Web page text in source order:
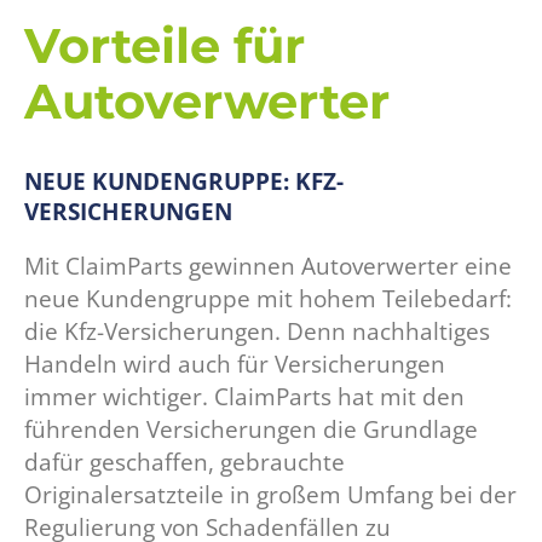
Vorteile für
Autoverwerter
NEUE KUNDENGRUPPE: KFZ-
VERSICHERUNGEN
Mit ClaimParts gewinnen Autoverwerter eine
neue Kundengruppe mit hohem Teilebedarf:
die Kfz-Versicherungen. Denn nachhaltiges
Handeln wird auch für Versicherungen
immer wichtiger. ClaimParts hat mit den
führenden Versicherungen die Grundlage
dafür geschaffen, gebrauchte
Originalersatzteile in großem Umfang bei der
Regulierung von Schadenfällen zu